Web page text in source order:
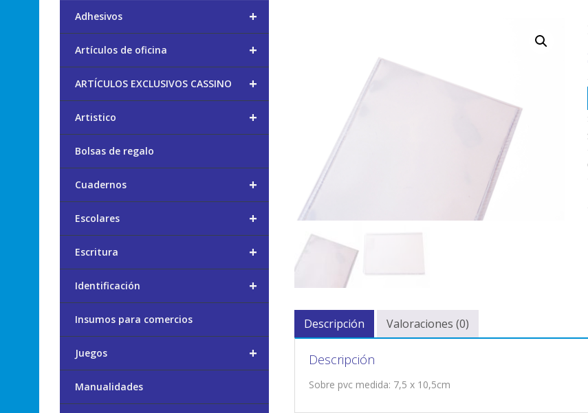
Descripción Valoraciones (0)
Descripción
Sobre pvc medida: 7,5 x 10,5cm
+
Adhesivos
+
Artículos de oficina
+
ARTÍCULOS EXCLUSIVOS CASSINO
+
Artistico
Bolsas de regalo
+
Cuadernos
+
Escolares
+
Escritura
+
Identificación
Insumos para comercios
+
Juegos
Manualidades